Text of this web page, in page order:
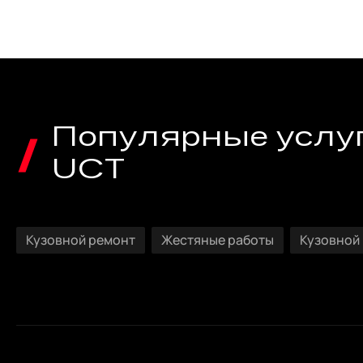
Популярные
UCT
Кузовной ремонт Жестяные работы